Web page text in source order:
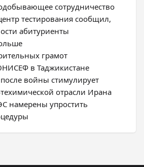
сотрудничество
тестирования сообщил,
абитуриенты
грамот
в Таджикистане
войны стимулирует
отрасли Ирана
намерены упростить